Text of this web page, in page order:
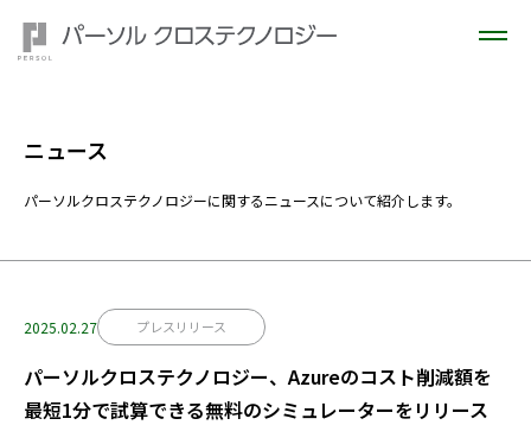
ニュース
パーソルクロステクノロジーに関するニュースについて紹介します。
2025.02.27 プレスリリース
パーソルクロステクノロジー、Azureのコスト削減額を
最短1分で試算できる無料のシミュレーターをリリース